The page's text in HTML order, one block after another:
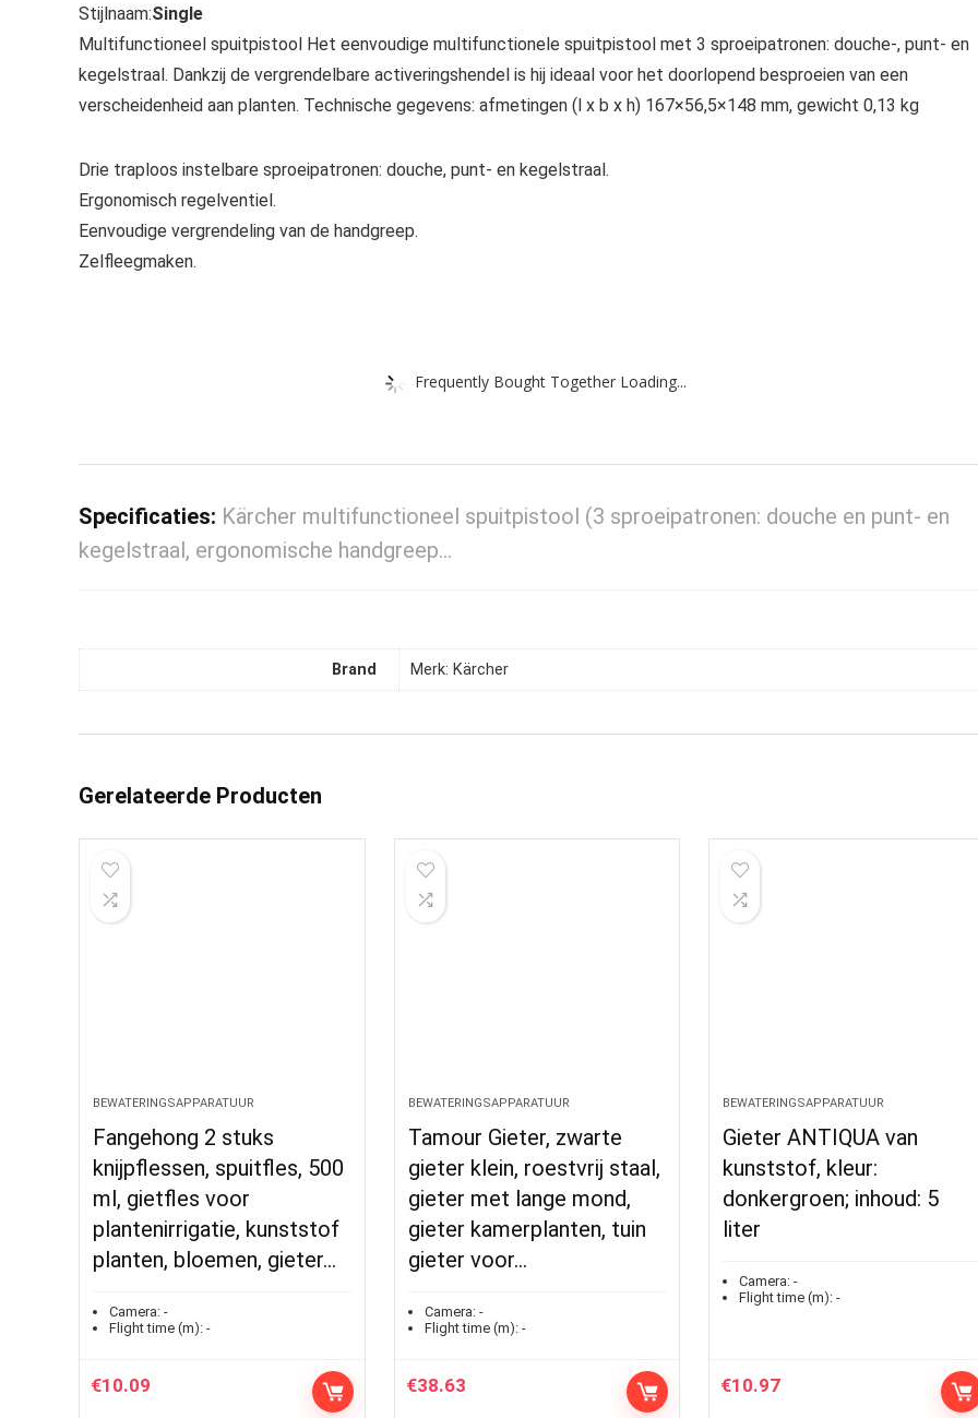
Stijlnaam:Single
Multifunctioneel spuitpistool Het eenvoudige multifunctionele spuitpistool met 3 sproeipatronen: douche-, punt- en
kegelstraal. Dankzij de vergrendelbare activeringshendel is hij ideaal voor het doorlopend besproeien van een
verscheidenheid aan planten. Technische gegevens: afmetingen (l x b x h) 167×56,5×148 mm, gewicht 0,13 kg
Drie traploos instelbare sproeipatronen: douche, punt- en kegelstraal.
Ergonomisch regelventiel.
Eenvoudige vergrendeling van de handgreep.
Zelfleegmaken.
Frequently Bought Together Loading...
Specificaties: Kärcher multifunctioneel spuitpistool (3 sproeipatronen: douche en punt- en
kegelstraal, ergonomische handgreep…
Brand Merk: Kärcher
Gerelateerde Producten
BEWATERINGSAPPARATUUR
Fangehong 2 stuks
knijpflessen, spuitfles, 500
ml, gietfles voor
plantenirrigatie, kunststof
planten, bloemen, gieter…
Camera: -
Flight time (m): -
€10.09
BEWATERINGSAPPARATUUR
Tamour Gieter, zwarte
gieter klein, roestvrij staal,
gieter met lange mond,
gieter kamerplanten, tuin
gieter voor…
Camera:-
Flight time (m):-
€38.63
BEWATERINGSAPPARATUUR
Gieter ANTIQUA van
kunststof, kleur:
donkergroen; inhoud: 5
liter
Camera: -
Flight time (m): -
€10.97